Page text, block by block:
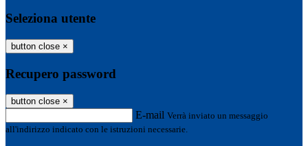
Seleziona utente
button close ×
Recupero password
button close ×
E-mail Verrà inviato un messaggio
all'indirizzo indicato con le istruzioni necessarie.